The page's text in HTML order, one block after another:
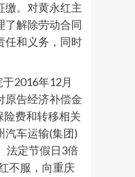
缴。对黄永红主
了解除劳动合同
任和义务，同时
2016年12月
原告经济补偿金
险费和转移相关
汽车运输(集团)
法定节假日3倍
不服，向重庆